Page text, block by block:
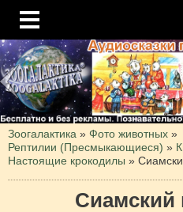
Зоогалактика » Фото животных »
Рептилии (Пресмыкающиеся) »
Настоящие крокодилы »
Сиамский